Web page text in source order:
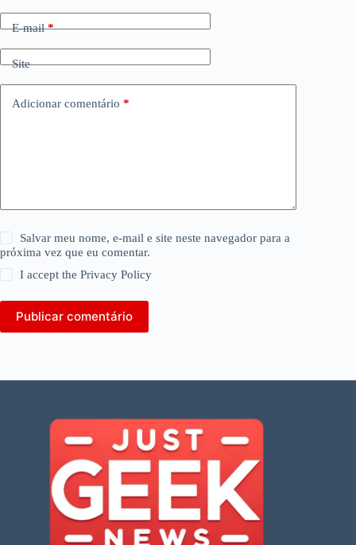
E-mail*
Site
Adicionar comentário *
Salvar meu nome, e-mail e site neste navegador para a
próxima vez que eu comentar.
I accept thePrivacy Policy
Publicar comentário